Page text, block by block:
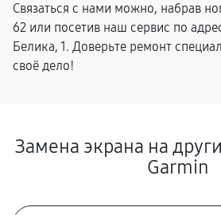
Связаться с нами можно, набрав
62 или посетив наш сервис по
Белика, 1. Доверьте ремонт
своё дело!
Замена экрана на
Garmin